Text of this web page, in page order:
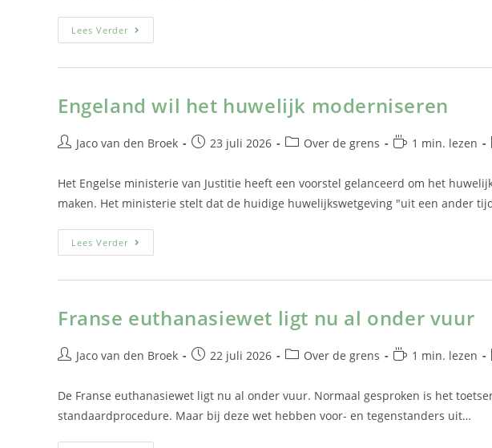
Lees Verder
Engeland wil het huwelijk moderniseren
Jaco van den Broek 23 juli 2026 Over de grens 1 min. lezen
Het Engelse ministerie van Justitie heeft een voorstel gelanceerd om het
maken. Het ministerie stelt dat de huidige huwelijkswetgeving "uit een ander
Lees Verder
Franse euthanasiewet ligt nu al onder vuur
Jaco van den Broek 22 juli 2026 Over de grens 1 min. lezen
De Franse euthanasiewet ligt nu al onder vuur. Normaal gesproken is het
standaardprocedure. Maar bij deze wet hebben voor- en tegenstanders uit…